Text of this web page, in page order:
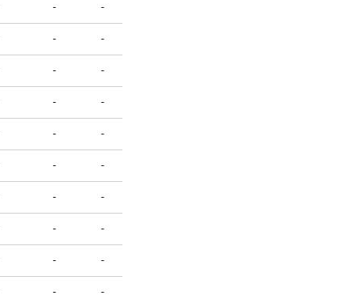
- -
- -
- -
- -
- -
- -
- -
- -
- -
- -